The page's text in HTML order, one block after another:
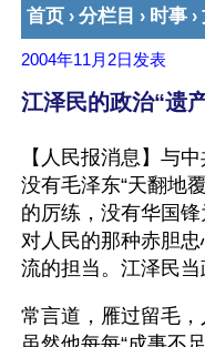
首页 › 分栏目 › 时事 ›
2004年11月2日 发表
江泽民的政治“遗
【人民报消息】与
没有毛泽东“天翻地
的厉练，没有华国
对人民的那种赤胆
流的担当。江泽民当
常言道，雁过留毛